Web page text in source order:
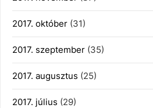
2017. október (31)
2017. szeptember (35)
2017. augusztus (25)
2017. július (29)